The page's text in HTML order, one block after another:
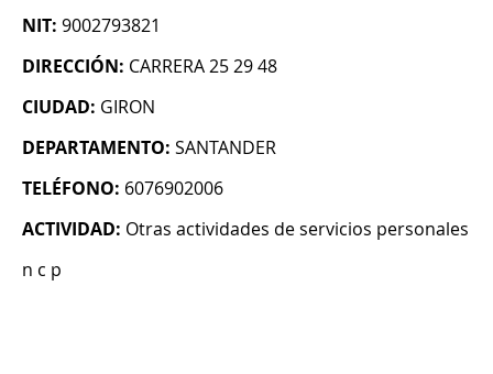
NIT: 9002793821
DIRECCIÓN: CARRERA 25 29 48
CIUDAD: GIRON
DEPARTAMENTO: SANTANDER
TELÉFONO: 6076902006
ACTIVIDAD: Otras actividades de servicios personales
n c p